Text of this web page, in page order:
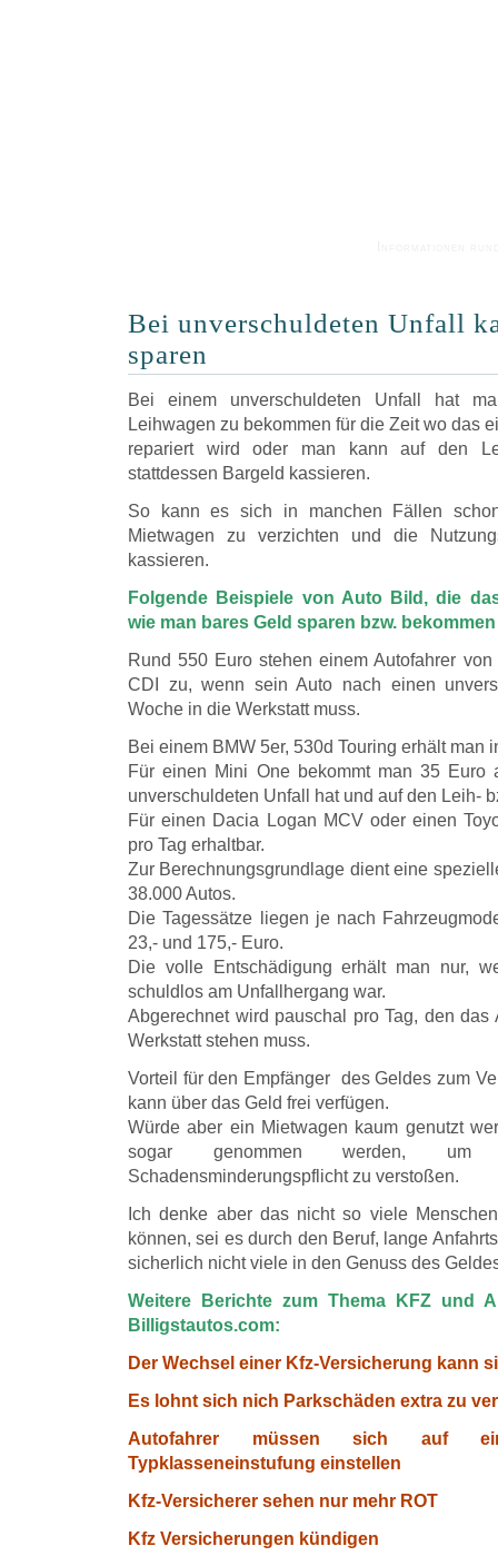
Bei unverschuldeten Unfall
sparen
Bei einem unverschuldeten Unfall hat
Leihwagen zu bekommen für die Zeit wo das
repariert wird oder man kann auf den
stattdessen Bargeld kassieren.
So kann es sich in manchen Fällen
Mietwagen zu verzichten und die
kassieren.
Folgende Beispiele von Auto Bild, die
wie man bares Geld sparen bzw.
Rund 550 Euro stehen einem Autofahrer
CDI zu, wenn sein Auto nach einen
Woche in die Werkstatt muss.
Bei einem BMW 5er, 530d Touring erhält man
Für einen Mini One bekommt man 35 Euro
unverschuldeten Unfall hat und auf den Leih-
Für einen Dacia Logan MCV oder einen
pro Tag erhaltbar.
Zur Berechnungsgrundlage dient eine
38.000 Autos.
Die Tagessätze liegen je nach
23,- und 175,- Euro.
Die volle Entschädigung erhält man nur,
schuldlos am Unfallhergang war.
Abgerechnet wird pauschal pro Tag, den das
Werkstatt stehen muss.
Vorteil für den Empfänger des Geldes zum
kann über das Geld frei verfügen.
Würde aber ein Mietwagen kaum genutzt
sogar genommen werden,
Schadensminderungspflicht zu verstoßen.
Ich denke aber das nicht so viele
können, sei es durch den Beruf, lange
sicherlich nicht viele in den Genuss des
Weitere Berichte zum Thema KFZ und
Billigstautos.com:
Der Wechsel einer Kfz-Versicherung kann
Es lohnt sich nich Parkschäden extra zu
Autofahrer müssen sich auf
Typklasseneinstufung einstellen
Kfz-Versicherer sehen nur mehr ROT
Kfz Versicherungen kündigen